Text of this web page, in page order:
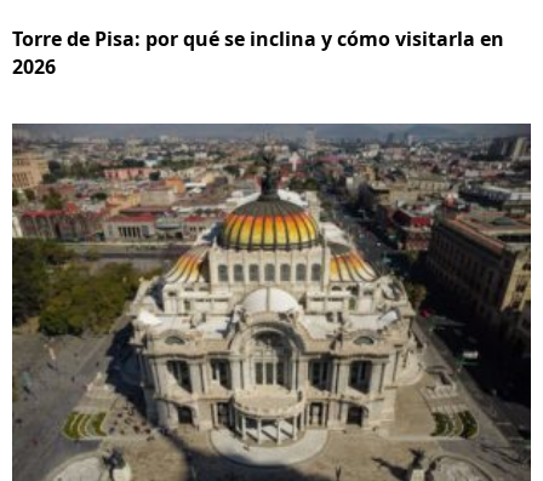
Torre de Pisa: por qué se inclina y cómo visitarla en
2026